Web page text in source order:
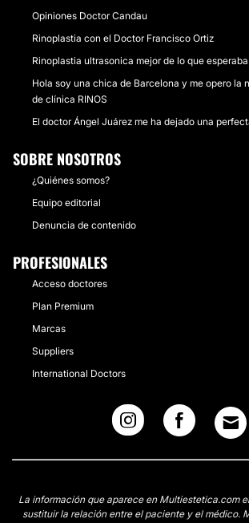
Opiniones Doctor Candau
Rinoplastia con el Doctor Francisco Ortiz
Rinoplastia ultrasonica mejor de lo que esperaba
Hola soy una chica de Barcelona y me opero la
de clínica RINOS
El doctor Ángel Juárez me ha dejado una
SOBRE NOSOTROS
¿Quiénes somos?
Equipo editorial
Denuncia de contenido
PROFESIONALES
Acceso doctores
Plan Premium
Marcas
Suppliers
International Doctors
La información que aparece en Multiestetica.com
sustituir la relación entre el paciente y el médico.